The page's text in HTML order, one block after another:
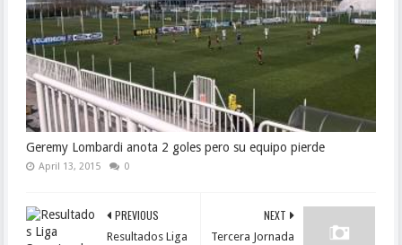
Geremy Lombardi anota 2 goles pero su equipo pierde
April 13, 2015 0
NEXT
Tercera Jornada
PREVIOUS
Resultados Liga